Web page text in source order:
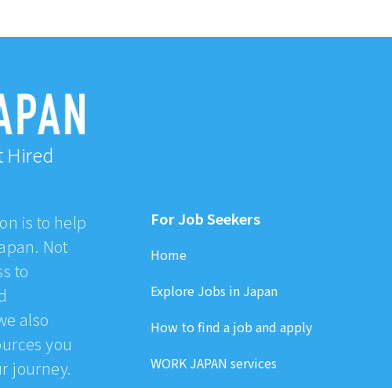
Hired
is to help
Not
to
also
you
journey.
For Job Seekers
Home
Explore Jobs in Japan
How to find a job and apply
WORK JAPAN services